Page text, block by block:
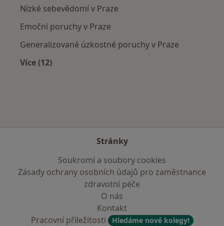
Nízké sebevědomí v Praze
Emoční poruchy v Praze
Generalizované úzkostné poruchy v Praze
Více (12)
Stránky
Soukromí a soubory cookies
Zásady ochrany osobních údajů pro zaměstnance
zdravotní péče
O nás
Kontakt
Pracovní příležitosti
Hledáme nové kolegy!